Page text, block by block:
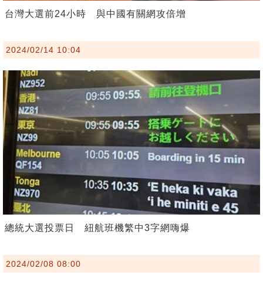
台灣大選前24小時 與中國有關網攻倍增
2024/02/14 10:04
總統大選投票日 紐航班機繁中3字網嗨爆
2024/02/08 08:00